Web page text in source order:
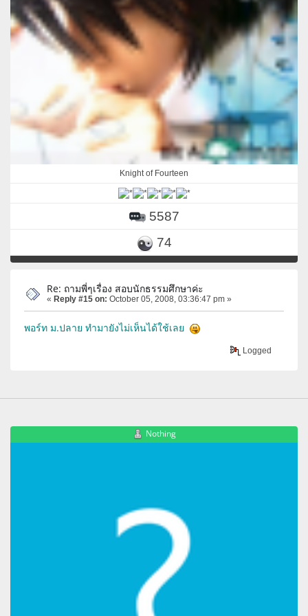
Knight of Fourteen
5587
74
Re: ถามพี่ๆเรื่อง สอบนักธรรมศึกษาค่ะ
« Reply #15 on: October 05, 2008, 03:36:47 pm »
พอร์ท ม.ปลาย ทำมายังไม่เห็นได้ใช้เลย
Logged
Nothing